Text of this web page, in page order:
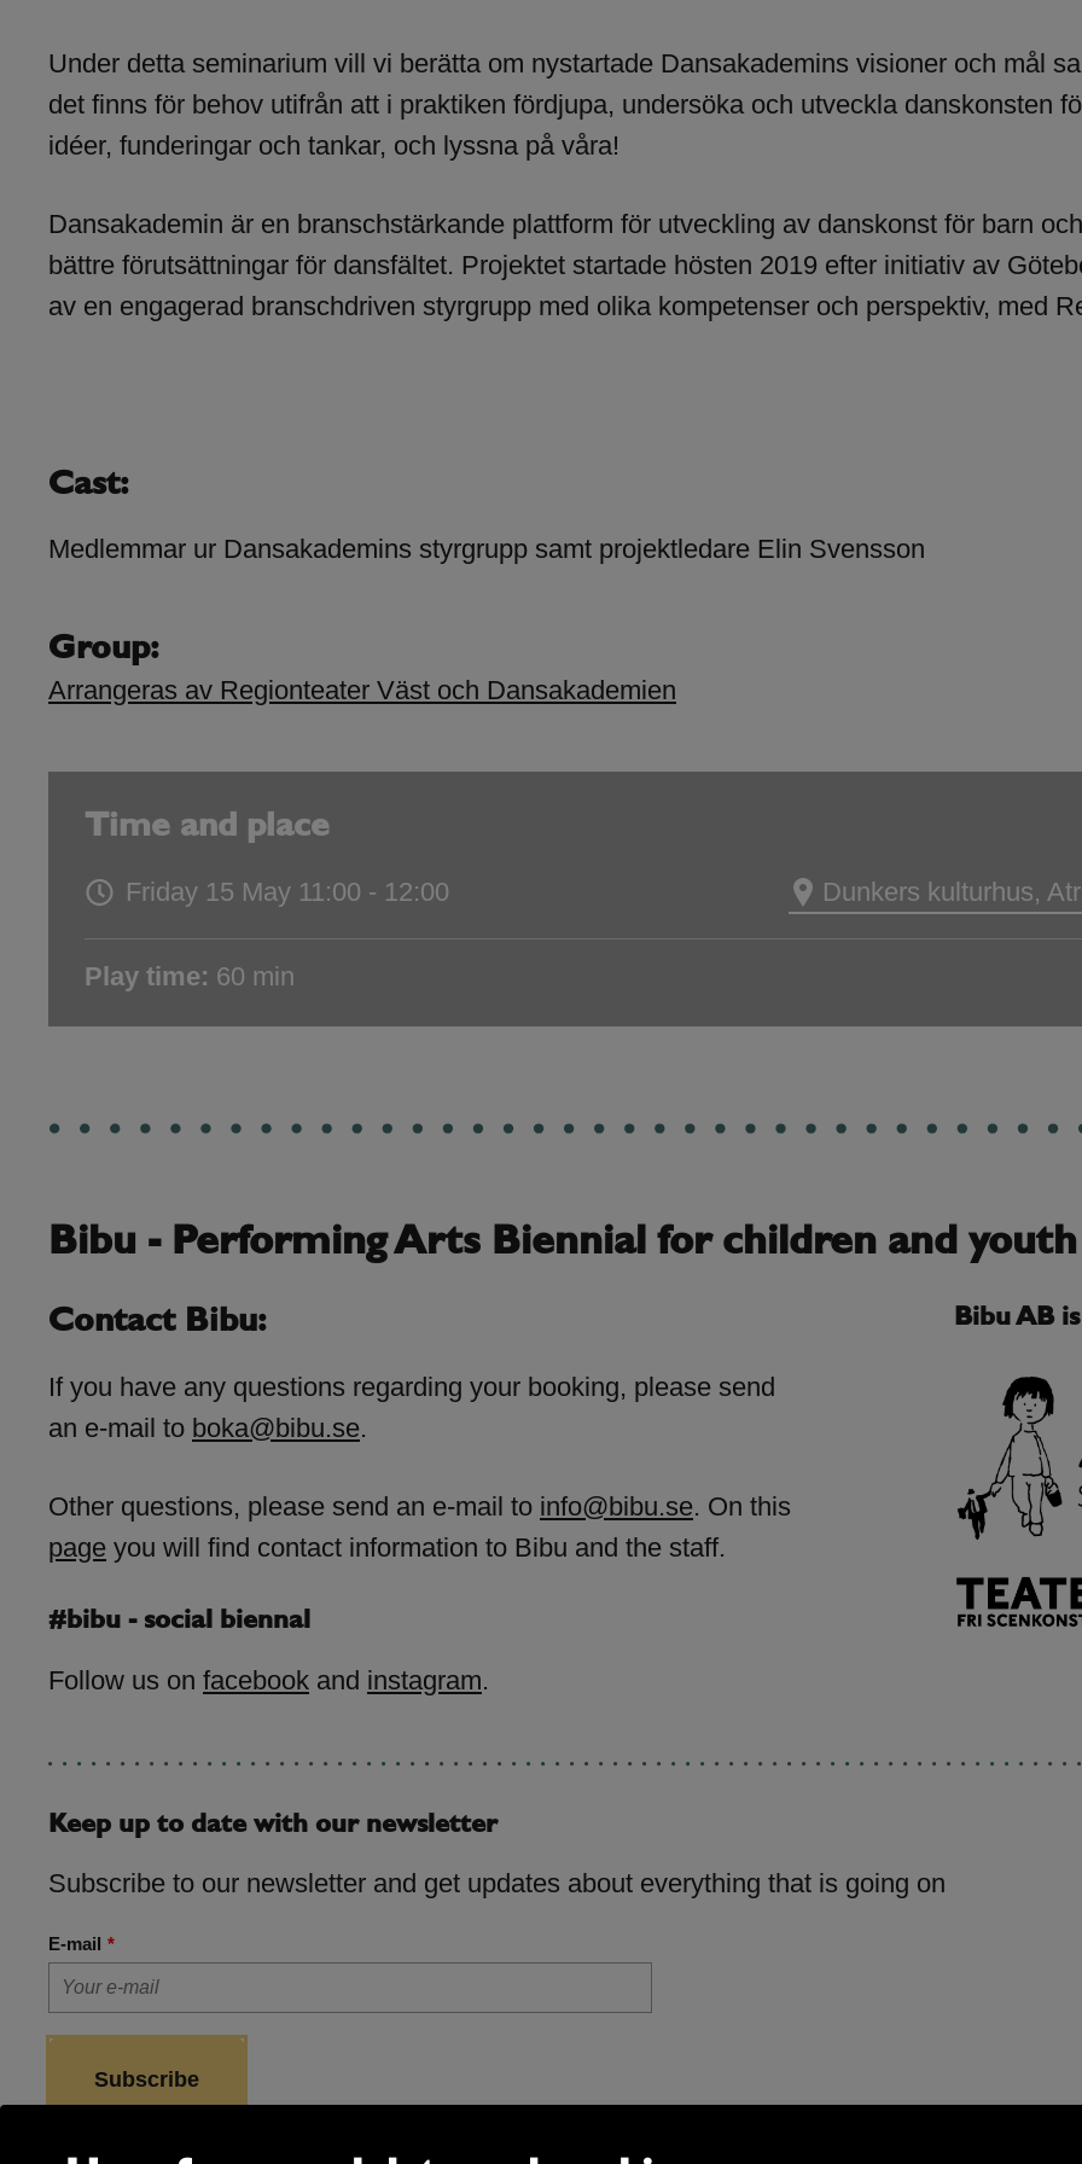
Under detta seminarium vill vi berätta om nystartade Dansakademins visioner och mål
det finns för behov utifrån att i praktiken fördjupa, undersöka och utveckla danskonsten
idéer, funderingar och tankar, och lyssna på våra!
Dansakademin är en branschstärkande plattform för utveckling av danskonst för barn
bättre förutsättningar för dansfältet. Projektet startade hösten 2019 efter initiativ av
av en engagerad branschdriven styrgrupp med olika kompetenser och perspektiv, med
Cast:
Medlemmar ur Dansakademins styrgrupp samt projektledare Elin Svensson
Group:
Arrangeras av Regionteater Väst och Dansakademien
Time and place
Friday 15 May 11:00 - 12:00 Dunkers kulturhus,
Play time: 60 min
Bibu - Performing Arts Biennial for children and youth
Contact Bibu:
If you have any questions regarding your booking, please send
an e-mail to boka@bibu.se.
Other questions, please send an e-mail to info@bibu.se. On this
page you will find contact information to Bibu and the staff.
#bibu - social biennal
Follow us on facebook and instagram.
Bibu AB
Keep up to date with our newsletter
Subscribe to our newsletter and get updates about everything that is going on
E-mail